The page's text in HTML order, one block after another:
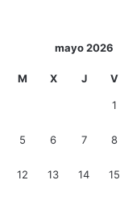
mayo 2026
M X J V
1
5 6 7 8
12 13 14 15